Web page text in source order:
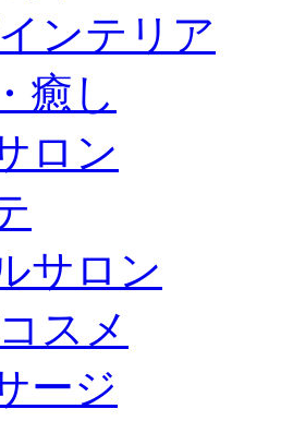
ンテリア
癒し
ロン
サロン
スメ
ージ